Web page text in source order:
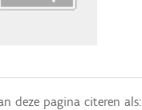
deze pagina citeren als: